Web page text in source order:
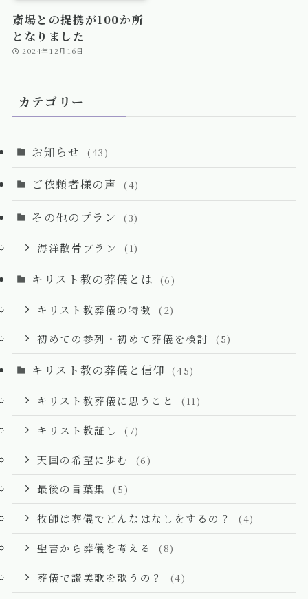
斎場との提携が100か所
となりました
2024年12月16日
カテゴリー
お知らせ (43)
ご依頼者様の声 (4)
その他のプラン (3)
海洋散骨プラン (1)
キリスト教の葬儀とは (6)
キリスト教葬儀の特徴 (2)
初めての参列・初めて葬儀を検討 (5)
キリスト教の葬儀と信仰 (45)
キリスト教葬儀に思うこと (11)
キリスト教証し (7)
天国の希望に歩む (6)
最後の言葉集 (5)
牧師は葬儀でどんなはなしをするの？ (4)
聖書から葬儀を考える (8)
葬儀で讃美歌を歌うの？ (4)